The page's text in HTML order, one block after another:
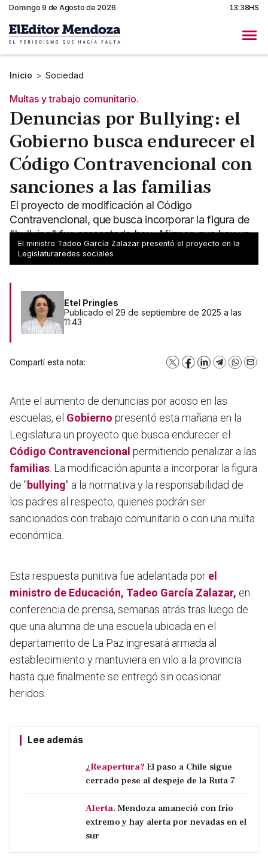
Domingo 9 de Agosto de 2026 13:38HS
Inicio > Sociedad
Multas y trabajo comunitario.
Denuncias por Bullying: el
Gobierno busca endurecer el
Código Contravencional con
sanciones a las familias
El proyecto de modificación al Código
Contravencional, que busca incorporar la figura de
"bullying" fue presentado hoy. Afirman que hay un
aumento de denuncias.
El ministro Tadeo García Zalazar presentó el proyecto en la
Legislaturaredes sociales
Etel Pringles
Publicado el 29 de septiembre de 2025 a las
11:43
Compartí esta nota: X Facebook
LinkedInTelegram
Ante el aumento de denuncias por acoso en las
escuelas, el Gobierno presentó esta mañana en la
Legislatura un proyecto que busca endurecer el
Código Contravencional permitiendo penalizar a las
familias . La modificación apunta a incorporar la figura
de "bullying" a la normativa y la responsabilidad de
los padres al respecto, quienes podrán ser
sancionados con trabajo comunitario o con una multa
económica.
Esta respuesta punitiva fue adelantada por el
ministro de Educación, Tadeo García Zalazar, en
conferencia de prensa, semanas atrás tras luego de
que una alumna de una escuela ubicada en el
departamento de La Paz ingresará armada al
establecimiento y mantuviera en vilo a la provincia
hasta que finalmente se entregó sin ocasionar
heridos.
Lee además
¿Reapertura? El paso a Chile sigue
cerrado pese al despeje de la Ruta 7
Alerta. Mendoza amaneció con frío
extremo y hay alerta por nevadas en el
sur